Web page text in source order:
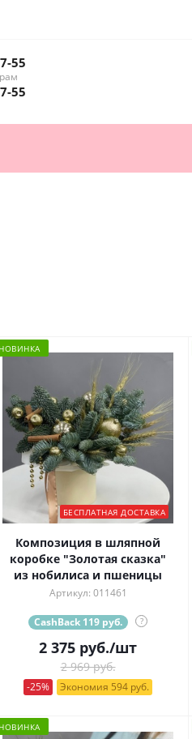
55
55
НОВИНКА
БЕСПЛАТНАЯ ДОСТАВКА
Композиция в шляпной
коробке "Золотая сказка"
из нобилиса и пшеницы
Артикул: 011461
CashBack 119 руб. ?
2 375 руб./шт
2 969 руб.
-25% Экономия 594 руб.
НОВИНКА